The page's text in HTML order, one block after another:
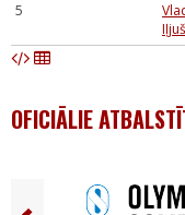
5
OFICIĀLIE